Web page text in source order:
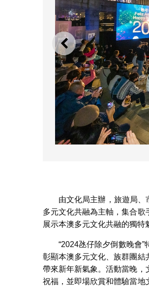
上一則
由文化局主辦，旅遊局、
多元文化共融為主軸，集合
展示本澳多元文化共融的獨特
“2024氹仔除夕倒數晚會
彰顯本澳多元文化、族群團結
帶來新年新氣象。活動當晚
祝福，並即場欣賞和體驗當